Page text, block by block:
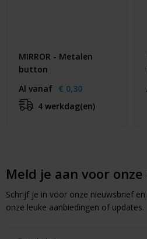
MIRROR - Metalen
button
Al vanaf € 0,30
4 werkdag(en)
Meld je aan voor
Schrijf je in voor onze nieuwsbrief
onze leuke aanbiedingen of updates.